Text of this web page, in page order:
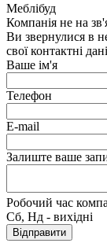
Меблібуд
Компанія не на
Ви звернулися в
свої контактні
Ваше ім'я
Телефон
E-mail
Залиште ваше
Робочий час
Сб, Нд - вихідні